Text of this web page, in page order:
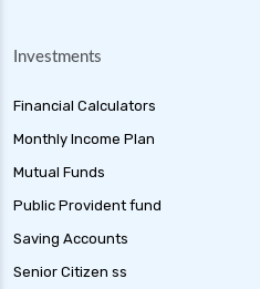
Investments
Financial Calculators
Monthly Income Plan
Mutual Funds
Public Provident fund
Saving Accounts
Senior Citizen ss